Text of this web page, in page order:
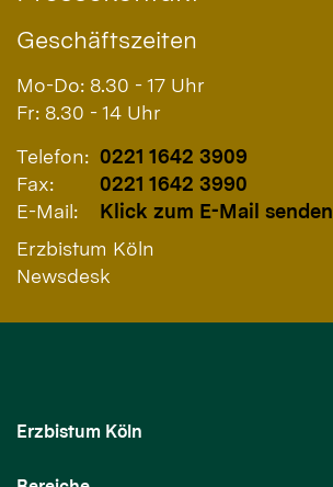
Geschäftszeiten
Mo-Do: 8.30 - 17 Uhr
Fr: 8.30 - 14 Uhr
Telefon: 0221 1642 3909
Fax:
0221 1642 3990
E-Mail:
Klick zum E-Mail senden
Erzbistum Köln
Newsdesk
Erzbistum Köln